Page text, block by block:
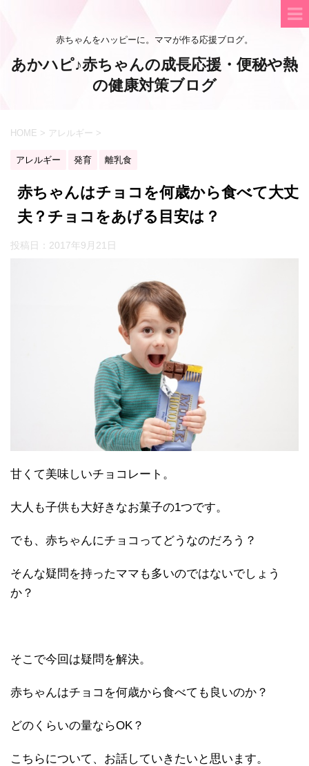
赤ちゃんをハッピーに。ママが作る応援ブログ。
あかハピ♪赤ちゃんの成長応援・便秘や熱
の健康対策ブログ
HOME > アレルギー >
アレルギー 発育 離乳食
赤ちゃんはチョコを何歳から食べて大丈
夫？チョコをあげる目安は？
投稿日： 2017年9月21日
甘くて美味しいチョコレート。
大人も子供も大好きなお菓子の1つです。
でも、赤ちゃんにチョコってどうなのだろう？
そんな疑問を持ったママも多いのではないでしょう
か？
そこで今回は疑問を解決。
赤ちゃんはチョコを何歳から食べても良いのか？
どのくらいの量ならOK？
こちらについて、お話していきたいと思います。